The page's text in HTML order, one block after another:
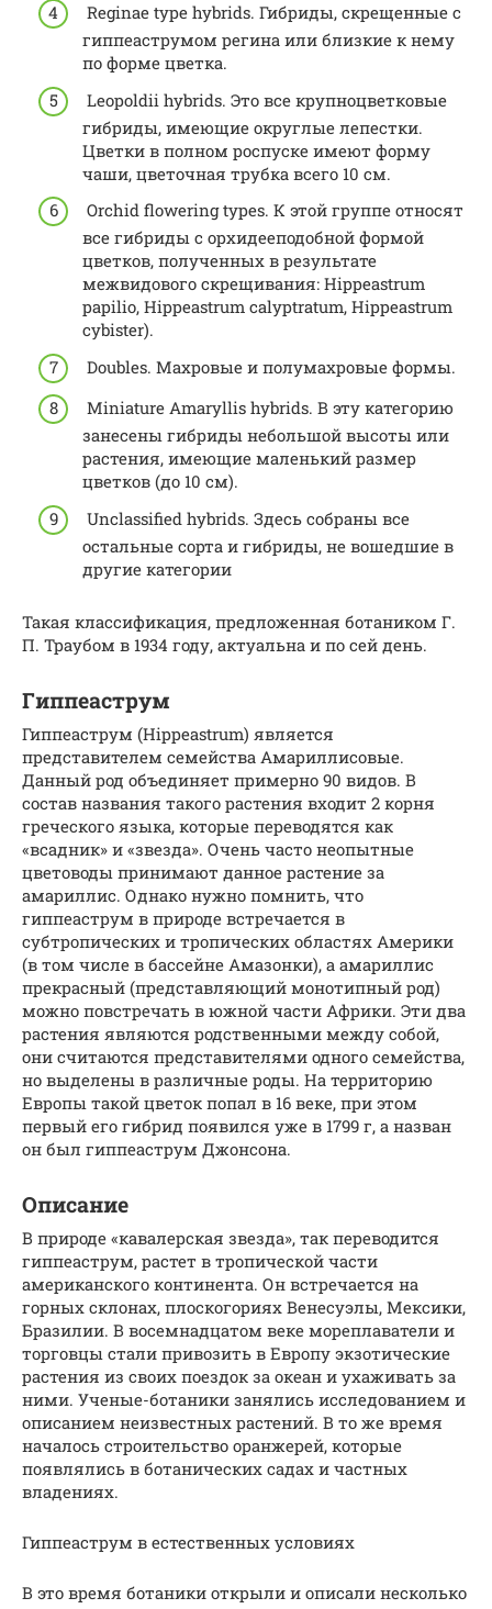
Reginae type hybrids. Гибриды, скрещенные с
гиппеаструмом регина или близкие к нему
по форме цветка.
Leopoldii hybrids. Это все крупноцветковые
гибриды, имеющие округлые лепестки.
Цветки в полном роспуске имеют форму
чаши, цветочная трубка всего 10 см.
Orchid flowering types. К этой группе относят
все гибриды с орхидееподобной формой
цветков, полученных в результате
межвидового скрещивания: Hippeastrum
papilio, Hippeastrum calyptratum, Hippeastrum
cybister).
Doubles. Махровые и полумахровые формы.
Miniature Amaryllis hybrids. В эту категорию
занесены гибриды небольшой высоты или
растения, имеющие маленький размер
цветков (до 10 см).
Unclassified hybrids. Здесь собраны все
остальные сорта и гибриды, не вошедшие в
другие категории
Такая классификация, предложенная ботаником Г.
П. Траубом в 1934 году, актуальна и по сей день.
Гиппеаструм
Гиппеаструм (Hippeastrum) является
представителем семейства Амариллисовые.
Данный род объединяет примерно 90 видов. В
состав названия такого растения входит 2 корня
греческого языка, которые переводятся как
«всадник» и «звезда». Очень часто неопытные
цветоводы принимают данное растение за
амариллис. Однако нужно помнить, что
гиппеаструм в природе встречается в
субтропических и тропических областях Америки
(в том числе в бассейне Амазонки), а амариллис
прекрасный (представляющий монотипный род)
можно повстречать в южной части Африки. Эти два
растения являются родственными между собой,
они считаются представителями одного семейства,
но выделены в различные роды. На территорию
Европы такой цветок попал в 16 веке, при этом
первый его гибрид появился уже в 1799 г, а назван
он был гиппеаструм Джонсона.
Описание
В природе «кавалерская звезда», так переводится
гиппеаструм, растет в тропической части
американского континента. Он встречается на
горных склонах, плоскогориях Венесуэлы, Мексики,
Бразилии. В восемнадцатом веке мореплаватели и
торговцы стали привозить в Европу экзотические
растения из своих поездок за океан и ухаживать за
ними. Ученые-ботаники занялись исследованием и
описанием неизвестных растений. В то же время
началось строительство оранжерей, которые
появлялись в ботанических садах и частных
владениях.
Гиппеаструм в естественных условиях
В это время ботаники открыли и описали несколько